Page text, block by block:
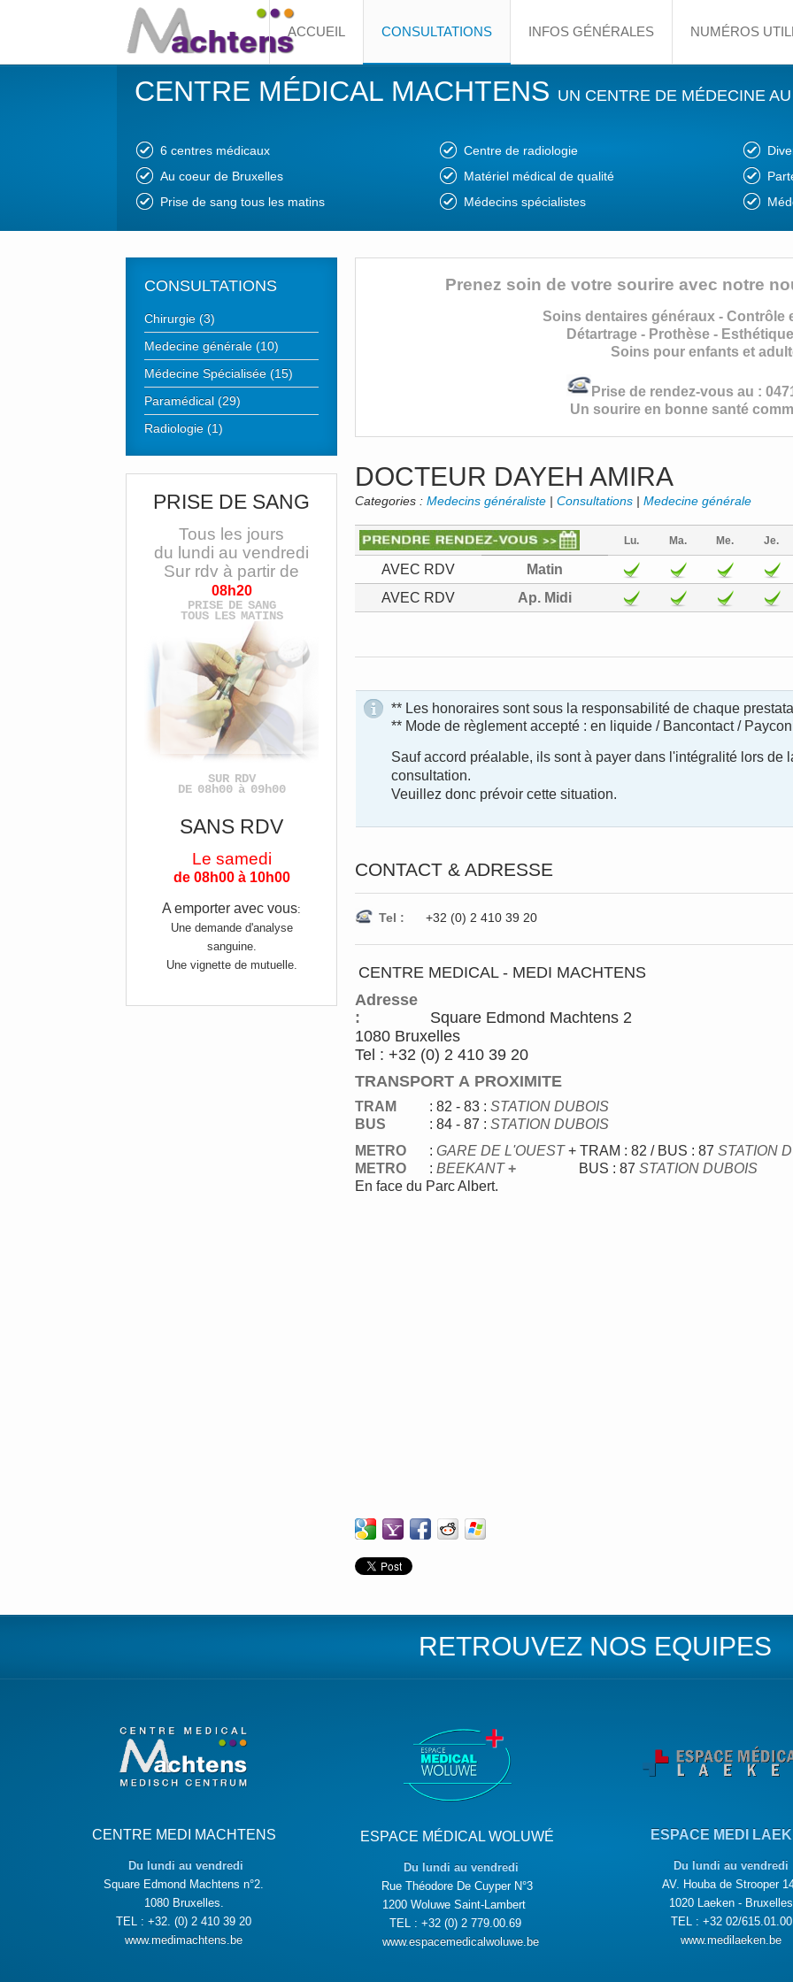
ACCUEIL CONSULTATIONS INFOS GÉNÉRALES NUMÉROS
CENTRE MÉDICAL MACHTENS UN CENTRE DE MÉDECINE
6 centres médicaux
Au coeur de Bruxelles
Prise de sang tous les matins
Centre de radiologie
Matériel médical de qualité
Médecins spécialistes
Prenez soin de votre sourire avec notre
Soins dentaires généraux - Contrôle
Détartrage - Prothèse -
Soins pour enfants et
Prise de rendez-vous au :
Un sourire en bonne santé
DOCTEUR DAYEH AMIRA
Categories :Medecins généraliste |Consultations |Medecine générale
Lu. Ma. Me. Je.
AVEC RDV
Matin
AVEC RDV
Ap. Midi
** Les honoraires sont sous la responsabilité de chaque
** Mode de règlement accepté : en liquide / Bancontact /
Sauf accord préalable, ils sont à payer dans l'intégralité lors de
consultation.
Veuillez donc prévoir cette situation.
CONTACT & ADRESSE
Tel : +32 (0) 2 410 39 20
CENTRE MEDICAL - MEDI MACHTENS
Adresse
:
Square Edmond Machtens 2
1080 Bruxelles
Tel : +32 (0) 2 410 39 20
TRANSPORT A PROXIMITE
TRAM : 82 - 83 :STATION DUBOIS
BUS
: 84 - 87 :STATION DUBOIS
METRO
:GARE DE L'OUEST+ TRAM : 82 / BUS : 87STATION
METRO
:BEEKANT+ BUS : 87STATION DUBOIS
En face du Parc Albert.
CONSULTATIONS
Chirurgie (3)
Medecine générale (10)
Médecine Spécialisée (15)
Paramédical (29)
Radiologie (1)
PRISE DE SANG
Tous les jours
du lundi au vendredi
Sur rdv à partir de
08h20
PRISE DE SANG
TOUS LES MATINS
SUR RDV
DE 08h00 à 09h00
SANS RDV
Le samedi
de 08h00 à 10h00
A emporter avec vous:
Une demande d'analyse
sanguine.
Une vignette de mutuelle.
RETROUVEZ NOS EQUIPES
CENTRE MEDI MACHTENS
Du lundi au vendredi
Square Edmond Machtens n°2.
1080 Bruxelles.
TEL : +32. (0) 2 410 39 20
www.medimachtens.be
ESPACE MÉDICAL WOLUWÉ
Du lundi au vendredi
Rue Théodore De Cuyper N°3
1200 Woluwe Saint-Lambert
TEL : +32 (0) 2 779.00.69
www.espacemedicalwoluwe.be
ESPACE MEDI
Du lundi au vendredi
AV. Houba de Strooper
1020 Laeken - Bruxelles
TEL : +32 02/615.01.00
www.medilaeken.be